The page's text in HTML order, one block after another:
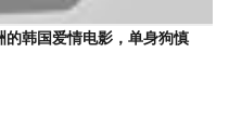
的韩国爱情电影，单身狗慎